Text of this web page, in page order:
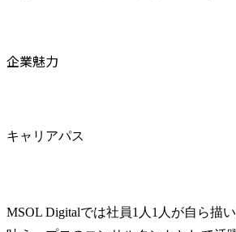
企業魅力
キャリアパス
MSOL Digitalでは社員1人1人が自ら描